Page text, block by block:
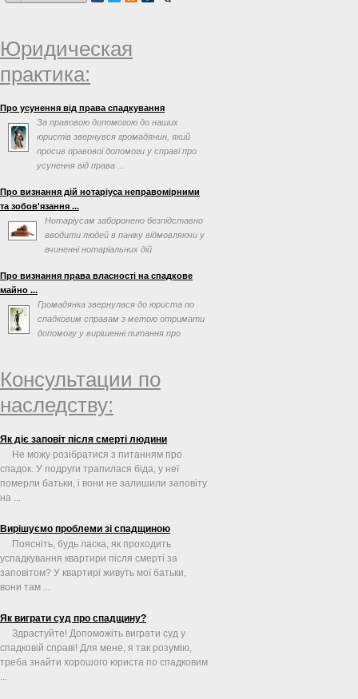
Юридическая
практика:
Про усунення від права спадкування
За правовою допомогою до наших
юристів звернувся громадянин, який
просив правової допомоги у справі про
усунення від права ...
Про визнання дій нотаріуса неправомірними
та зобов'язання ...
Нотаріусам заборонено безпідставно
вводити людей в паніку відмовляючи у
вчиненні нотаріальних дій
Про визнання права власності на спадкове
майно ...
Громадянка звернулася до юриста по
спадковим справам з метою отримати
допомогу у вирішенні питання про
Консультации по
наследству:
Як діє заповіт після смерті людини
Не можу розібратися з питанням про
спадок. У подруги трапилася біда, у неї
померли батьки, і вони не залишили заповіту
на ...
Вирішуємо проблеми зі спадщиною
Поясніть, будь ласка, як проходить
успадкування квартири після смерті за
заповітом? У квартирі живуть мої батьки,
вони там ...
Як виграти суд про спадщину?
Здрастуйте! Допоможіть виграти суд у
спадковій справі! Для мене, я так розумію,
треба знайти хорошого юриста по спадковим
...